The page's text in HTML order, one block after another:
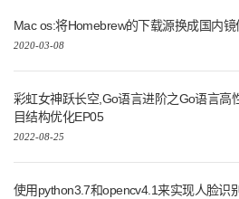
Mac os:将Homebrew的下载源换成国内
2020-03-08
彩虹女神跃长空,Go语言进阶之Go语言高
目结构优化EP05
2022-08-25
使用python3.7和opencv4.1来实现人脸识